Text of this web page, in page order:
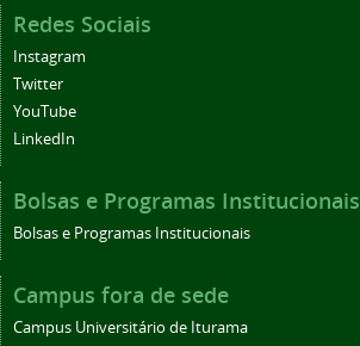
Redes Sociais
Instagram
Twitter
YouTube
LinkedIn
Bolsas e Programas Institucionais
Bolsas e Programas Institucionais
Campus fora de sede
Campus Universitário de Iturama